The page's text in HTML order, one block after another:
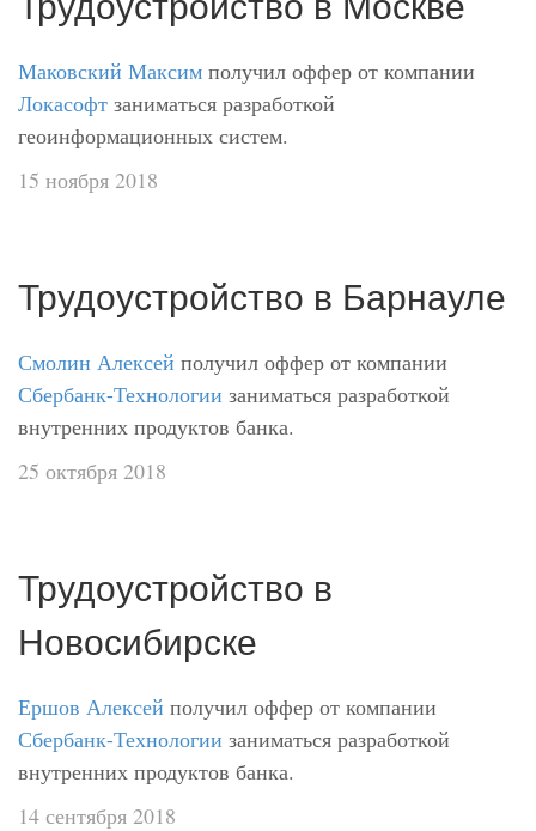
Маковский Максим получил оффер от компании
Локасофт заниматься разработкой
геоинформационных систем.
15 ноября 2018
Трудоустройство в Барнауле
Смолин Алексей получил оффер от компании
Сбербанк-Технологии заниматься разработкой
внутренних продуктов банка.
25 октября 2018
Трудоустройство в
Новосибирске
Ершов Алексей получил оффер от компании
Сбербанк-Технологии заниматься разработкой
внутренних продуктов банка.
14 сентября 2018